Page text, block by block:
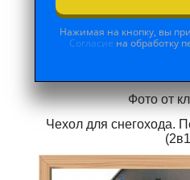
Нажимая на кнопку, вы
Согласие на обработку
Фото от
Чехол для снегохода.